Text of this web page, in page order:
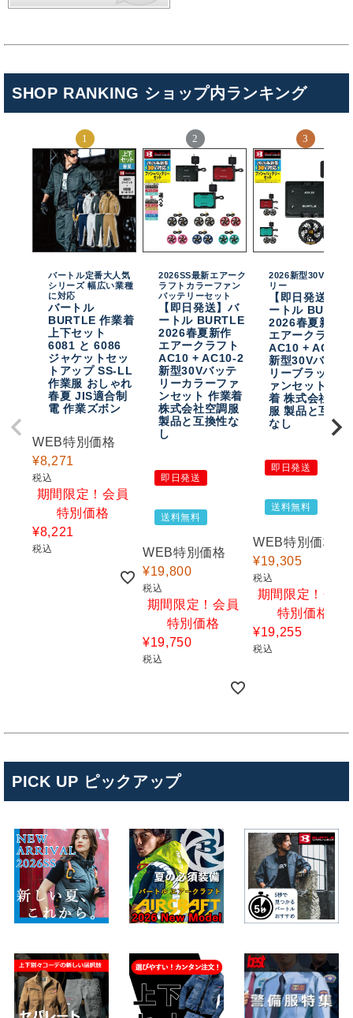
SHOP RANKING ショップ内ランキング
バートル定番大人気
シリーズ 幅広い業種
に対応
バートル
BURTLE 作業着
上下セット
6081 と 6086
ジャケットセッ
トアップ SS-LL
作業服 おしゃれ
春夏 JIS適合制
電 作業ズボン
WEB特別価格
¥8,271
税込
期間限定！会員
特別価格
¥8,221
税込
2026SS最新エアーク
ラフトカラーファン
バッテリーセット
【即日発送】バ
ートル BURTLE
2026春夏新作
エアークラフト
AC10 + AC10-2
新型30Vバッテ
リーカラーファ
ンセット 作業着
株式会社空調服
製品と互換性な
し
即日発送
送料無料
WEB特別価格
¥19,800
税込
期間限定！会員
特別価格
¥19,750
税込
2026新型30Vバッテ
リー
【即日発送】バ
ートル
2026春夏新作
エアークラフト
AC10 + AC10-
新型30Vバッテ
リーブラックフ
ァンセット 作業
着 株式会社空調
服 製品と互換性
なし
即日発送
送料無料
WEB特別価格
¥19,305
税込
期間限定！会員
特別価格
¥19,255
税込
PICK UP ピックアップ